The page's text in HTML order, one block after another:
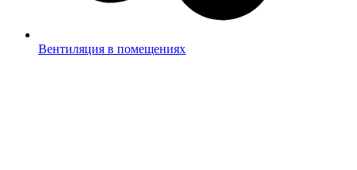
Вентиляция в помещениях